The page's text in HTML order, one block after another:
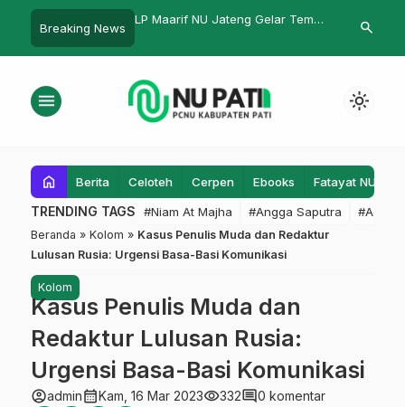
Breaking News
Tiga Pesan Penting
IPMAFA 2025
LP Maarif NU Jateng Gelar Temu
Hj. Maria
Wafat
search
menu light_mode
home Berita Celoteh Cerpen Ebooks Fatayat NU
TRENDING TAGS #Niam At Majha #Angga Saputra #Admin
Beranda » Kolom » Kasus Penulis Muda dan Redaktur
Lulusan Rusia: Urgensi Basa-Basi Komunikasi
Kolom
Kasus Penulis Muda dan
Redaktur Lulusan Rusia:
Urgensi Basa-Basi Komunikasi
account_circleadmincalendar_monthKam, 16 Mar 2023visibility332comment0 komentar